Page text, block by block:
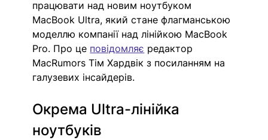
працювати над новим ноутбуком
MacBook Ultra, який стане флагманською
моделлю компанії над лінійкою MacBook
Pro. Про це повідомляє редактор
MacRumors Тім Хардвік з посиланням на
галузевих інсайдерів.
Окрема Ultra-лінійка
ноутбуків